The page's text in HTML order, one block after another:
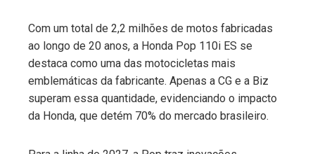
Com um total de 2,2 milhões de motos fabricadas
ao longo de 20 anos, a Honda Pop 110i ES se
destaca como uma das motocicletas mais
emblemáticas da fabricante. Apenas a CG e a Biz
superam essa quantidade, evidenciando o impacto
da Honda, que detém 70% do mercado brasileiro.